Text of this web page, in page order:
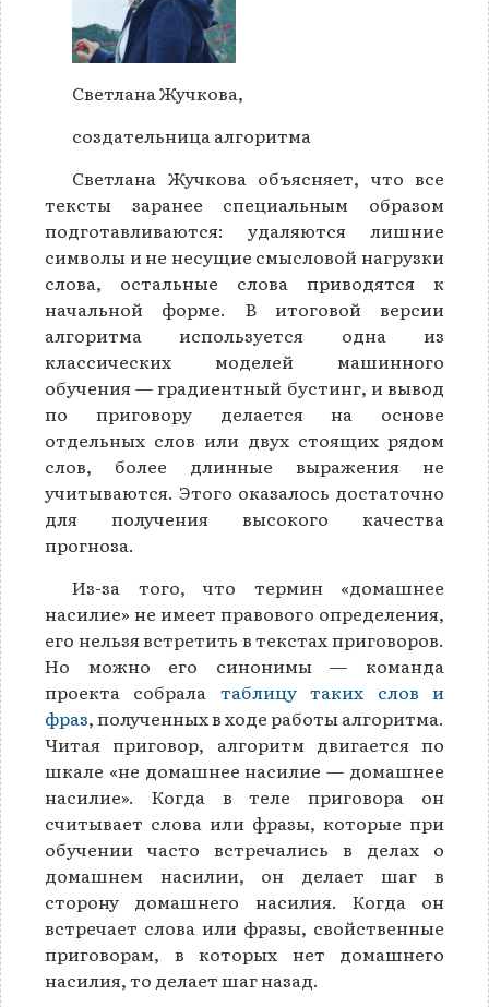
Светлана Жучкова,
создательница алгоритма
Светлана Жучкова объясняет, что все
тексты заранее специальным образом
подготавливаются: удаляются лишние
символы и не несущие смысловой нагрузки
слова, остальные слова приводятся к
начальной форме. В итоговой версии
алгоритма используется одна из
классических моделей машинного
обучения — градиентный бустинг, и вывод
по приговору делается на основе
отдельных слов или двух стоящих рядом
слов, более длинные выражения не
учитываются. Этого оказалось достаточно
для получения высокого качества
прогноза.
Из-за того, что термин «домашнее
насилие» не имеет правового определения,
его нельзя встретить в текстах приговоров.
Но можно его синонимы — команда
проекта собрала таблицу таких слов и
фраз, полученных в ходе работы алгоритма.
Читая приговор, алгоритм двигается по
шкале «не домашнее насилие — домашнее
насилие». Когда в теле приговора он
считывает слова или фразы, которые при
обучении часто встречались в делах о
домашнем насилии, он делает шаг в
сторону домашнего насилия. Когда он
встречает слова или фразы, свойственные
приговорам, в которых нет домашнего
насилия, то делает шаг назад.